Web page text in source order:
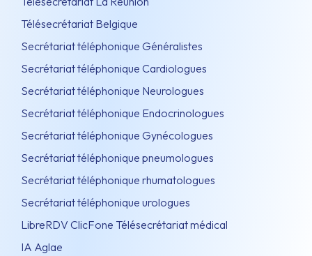
Télésecrétariat Belgique
Secrétariat téléphonique Généralistes
Secrétariat téléphonique Cardiologues
Secrétariat téléphonique Neurologues
Secrétariat téléphonique Endocrinologues
Secrétariat téléphonique Gynécologues
Secrétariat téléphonique pneumologues
Secrétariat téléphonique rhumatologues
Secrétariat téléphonique urologues
LibreRDV ClicFone Télésecrétariat médical
IA Aglae